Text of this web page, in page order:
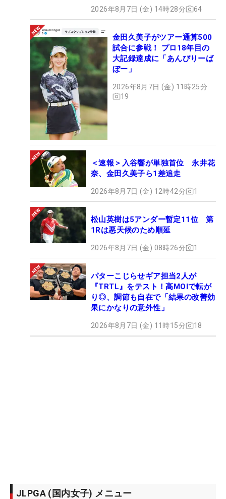
2026年8月7日 (金) 14時28分 64
金田久美子がツアー通算500
試合に参戦！ プロ18年目の
大記録達成に「あんびりーば
ぼー」
2026年8月7日 (金) 11時25分
19
＜速報＞入谷響が単独首位 永井花
奈、金田久美子ら1差追走
2026年8月7日 (金) 12時42分 1
松山英樹は5アンダー暫定11位 第
1Rは悪天候のため順延
2026年8月7日 (金) 08時26分 1
パターこじらせギア担当2人が
『TRTL』をテスト！高MOIで転が
り◎、調節も自在で「結果の改善効
果にかなりの意外性」
2026年8月7日 (金) 11時15分 18
JLPGA (国内女子) メニュー